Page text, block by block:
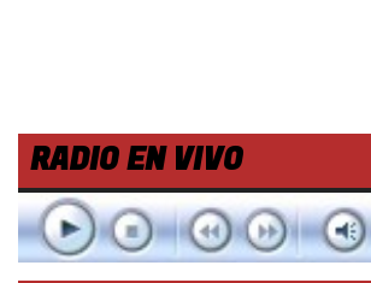
RADIO EN VIVO